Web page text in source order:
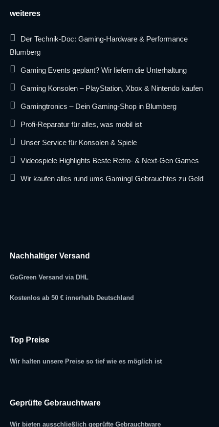
weiteres
Der Technik-Doc: Gaming-Hardware & Performance
Blumberg
Gaming Events geplant? Wir liefern die Unterhaltung
Gaming Konsolen – PlayStation, Xbox & Nintendo kaufen
Gamingtronics – Dein Gaming-Shop in Blumberg
Profi-Reparatur für alles, was mobil ist
Unser Service für Konsolen & Spiele
Videospiele Highlights Beste Retro- & Next-Gen Games
Wir kaufen alles rund ums Gaming! Gebrauchtes zu Geld
Nachhaltiger Versand
GoGreen Versand via DHL
Kostenlos ab 50 € innerhalb Deutschland
Top Preise
Wir halten unsere Preise so tief wie es möglich ist
Geprüfte Gebrauchtware
Wir bieten ausschließlich geprüfte Gebrauchtware